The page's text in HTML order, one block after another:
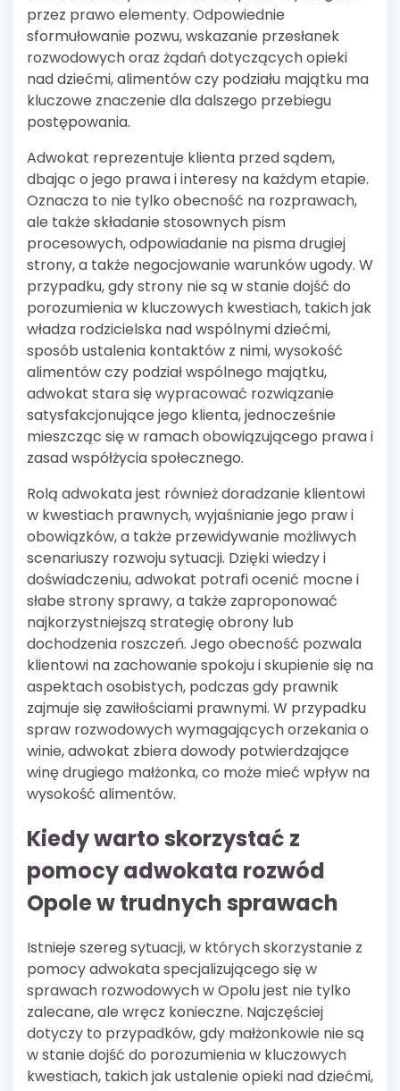
przez prawo elementy. Odpowiednie
sformułowanie pozwu, wskazanie przesłanek
rozwodowych oraz żądań dotyczących opieki
nad dziećmi, alimentów czy podziału majątku ma
kluczowe znaczenie dla dalszego przebiegu
postępowania.
Adwokat reprezentuje klienta przed sądem,
dbając o jego prawa i interesy na każdym etapie.
Oznacza to nie tylko obecność na rozprawach,
ale także składanie stosownych pism
procesowych, odpowiadanie na pisma drugiej
strony, a także negocjowanie warunków ugody. W
przypadku, gdy strony nie są w stanie dojść do
porozumienia w kluczowych kwestiach, takich jak
władza rodzicielska nad wspólnymi dziećmi,
sposób ustalenia kontaktów z nimi, wysokość
alimentów czy podział wspólnego majątku,
adwokat stara się wypracować rozwiązanie
satysfakcjonujące jego klienta, jednocześnie
mieszcząc się w ramach obowiązującego prawa i
zasad współżycia społecznego.
Rolą adwokata jest również doradzanie klientowi
w kwestiach prawnych, wyjaśnianie jego praw i
obowiązków, a także przewidywanie możliwych
scenariuszy rozwoju sytuacji. Dzięki wiedzy i
doświadczeniu, adwokat potrafi ocenić mocne i
słabe strony sprawy, a także zaproponować
najkorzystniejszą strategię obrony lub
dochodzenia roszczeń. Jego obecność pozwala
klientowi na zachowanie spokoju i skupienie się na
aspektach osobistych, podczas gdy prawnik
zajmuje się zawiłościami prawnymi. W przypadku
spraw rozwodowych wymagających orzekania o
winie, adwokat zbiera dowody potwierdzające
winę drugiego małżonka, co może mieć wpływ na
wysokość alimentów.
Kiedy warto skorzystać z
pomocy adwokata rozwód
Opole w trudnych sprawach
Istnieje szereg sytuacji, w których skorzystanie z
pomocy adwokata specjalizującego się w
sprawach rozwodowych w Opolu jest nie tylko
zalecane, ale wręcz konieczne. Najczęściej
dotyczy to przypadków, gdy małżonkowie nie są
w stanie dojść do porozumienia w kluczowych
kwestiach, takich jak ustalenie opieki nad dziećmi,